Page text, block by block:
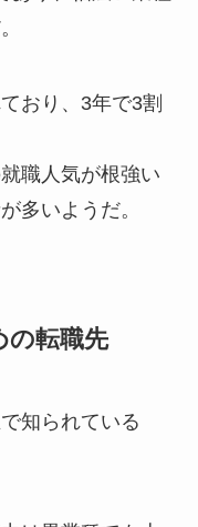
おり、3年で3割
職人気が根強い
多いようだ。
の転職先
知られている